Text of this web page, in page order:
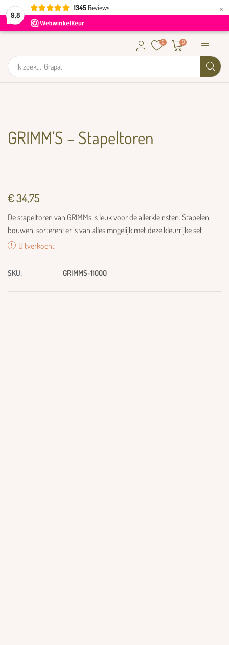
9,8
1345 Reviews ×
Ik zoek... Grapat
0 0
GRIMM’S – Stapeltoren
€34,75
De stapeltoren van GRIMMs is leuk voor de allerkleinsten. Stapelen,
bouwen, sorteren; er is van alles mogelijk met deze kleurrijke set.
Uitverkocht
SKU: GRIMMS-11000